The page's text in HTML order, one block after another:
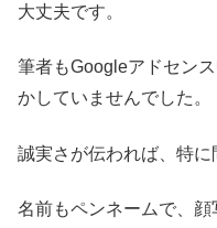
大丈夫です。
筆者もGoogleアドセン
かしていませんでした。
誠実さが伝われば、特に
名前もペンネームで、